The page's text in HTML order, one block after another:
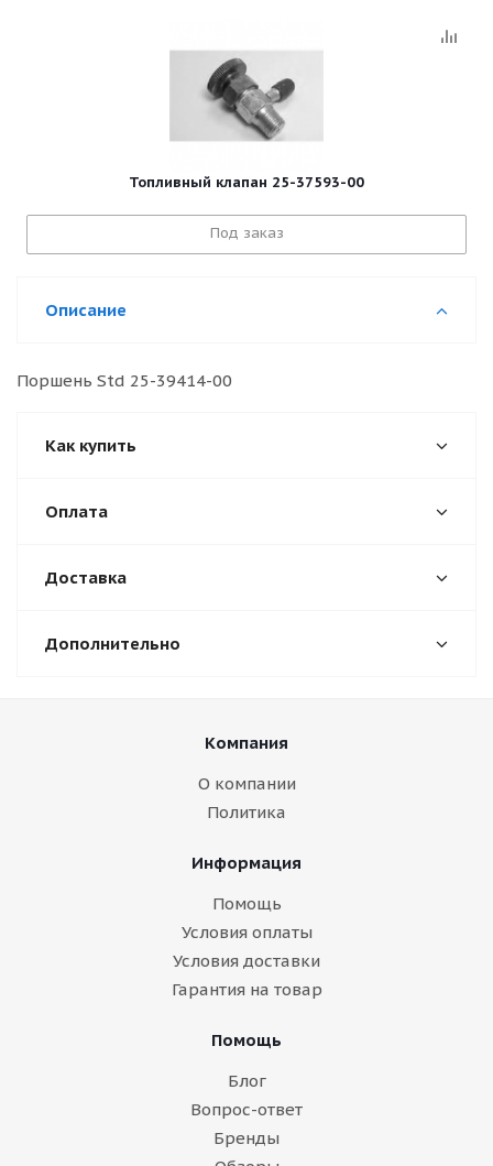
Топливный клапан 25-37593-00
Под заказ
Описание
Поршень Std 25-39414-00
Как купить
Оплата
Доставка
Дополнительно
Компания
О компании
Политика
Информация
Помощь
Условия оплаты
Условия доставки
Гарантия на товар
Помощь
Блог
Вопрос-ответ
Бренды